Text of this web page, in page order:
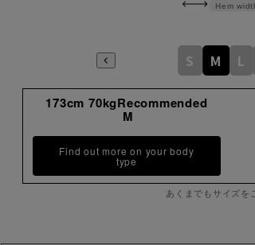
Hem
S M L
173cm 70kgRecommended
M
Find out more on your body
type
あくまでもサイズを